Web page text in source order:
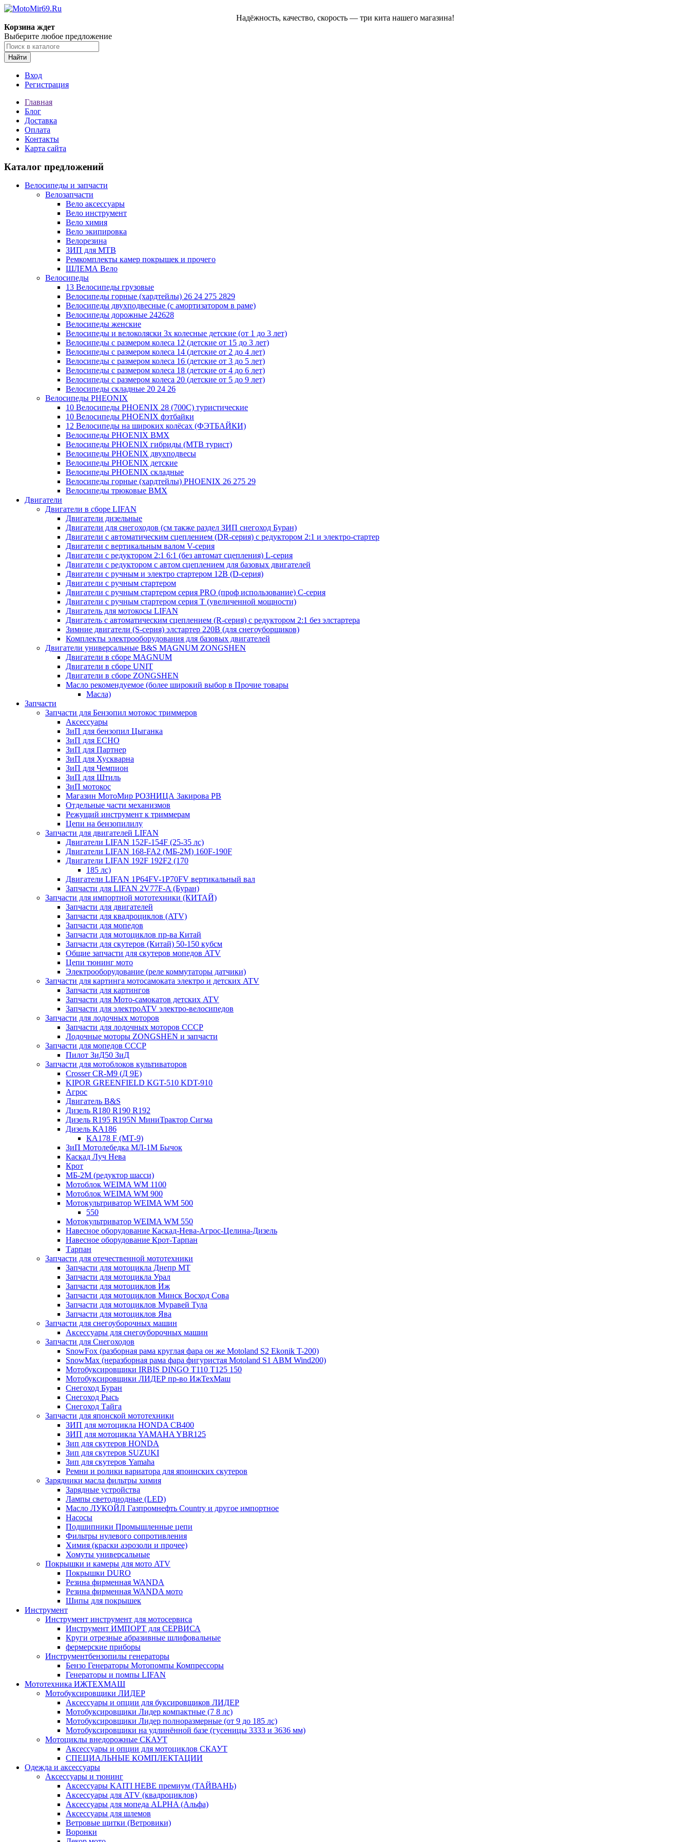
Надёжность, качество, скорость — три кита нашего магазина!
Корзина ждет
Выберите любое предложение
Найти
Вход
Регистрация
Главная
Блог
Доставка
Оплата
Контакты
Карта сайта
Каталог предложений
Велосипеды и запчасти
Велозапчасти
Вело аксессуары
Вело инструмент
Вело химия
Вело экипировка
Велорезина
ЗИП для MTB
Ремкомплекты камер покрышек и прочего
ШЛЕМА Вело
Велосипеды
13 Велосипеды грузовые
Велосипеды горные (хардтейлы) 26 24 275 2829
Велосипеды двухподвесные (с амортизатором в раме)
Велосипеды дорожные 242628
Велосипеды женские
Велосипеды и велоколяски 3х колесные детские (от 1 до 3 лет)
Велосипеды с размером колеса 12 (детские от 15 до 3 лет)
Велосипеды с размером колеса 14 (детские от 2 до 4 лет)
Велосипеды с размером колеса 16 (детские от 3 до 5 лет)
Велосипеды с размером колеса 18 (детские от 4 до 6 лет)
Велосипеды с размером колеса 20 (детские от 5 до 9 лет)
Велосипеды складные 20 24 26
Велосипеды PHEONIX
10 Велосипеды PHOENIX 28 (700С) туристические
10 Велосипеды PHOENIX фэтбайки
12 Велосипеды на широких колёсах (ФЭТБАЙКИ)
Велосипеды PHOENIX BMX
Велосипеды PHOENIX гибриды (MTB турист)
Велосипеды PHOENIX двухподвесы
Велосипеды PHOENIX детские
Велосипеды PHOENIX складные
Велосипеды горные (хардтейлы) PHOENIX 26 275 29
Велосипеды трюковые BMX
Двигатели
Двигатели в сборе LIFAN
Двигатели дизельные
Двигатели для снегоходов (см также раздел ЗИП снегоход Буран)
Двигатели с автоматическим сцеплением (DR-серия) с редуктором 2:1 и электро-стартер
Двигатели с вертикальным валом V-серия
Двигатели с редуктором 2:1 6:1 (без автомат сцепления) L-серия
Двигатели с редуктором с автом сцеплением для базовых двигателей
Двигатели с ручным и электро стартером 12В (D-серия)
Двигатели с ручным стартером
Двигатели с ручным стартером серия PRO (проф использование) C-серия
Двигатели с ручным стартером серия Т (увеличенной мощности)
Двигатель для мотокосы LIFAN
Двигатель с автоматическим сцеплением (R-серия) с редуктором 2:1 без элстартера
Зимние двигатели (S-серия) элстартер 220В (для снегоуборщиков)
Комплекты электрооборудования для базовых двигателей
Двигатели универсальные B&S MAGNUM ZONGSHEN
Двигатели в сборе MAGNUM
Двигатели в сборе UNIT
Двигатели в сборе ZONGSHEN
Масло рекомендуемое (более широкий выбор в Прочие товары
Масла)
Запчасти
Запчасти для Бензопил мотокос триммеров
Аксессуары
ЗиП для бензопил Цыганка
ЗиП для ЕСНО
ЗиП для Партнер
ЗиП для Хускварна
ЗиП для Чемпион
ЗиП для Штиль
ЗиП мотокос
Магазин МотоМир РОЗНИЦА Закирова РВ
Отдельные части механизмов
Режущий инструмент к триммерам
Цепи на бензопилилу
Запчасти для двигателей LIFAN
Двигатели LIFAN 152F-154F (25-35 лс)
Двигатели LIFAN 168-FA2 (МБ-2М) 160F-190F
Двигатели LIFAN 192F 192F2 (170
185 лс)
Двигатели LIFAN 1Р64FV-1Р70FV вертикальный вал
Запчасти для LIFAN 2V77F-A (Буран)
Запчасти для импортной мототехники (КИТАЙ)
Запчасти для двигателей
Запчасти для квадроциклов (ATV)
Запчасти для мопедов
Запчасти для мотоциклов пр-ва Китай
Запчасти для скутеров (Китай) 50-150 кубсм
Общие запчасти для скутеров мопедов ATV
Цепи тюнинг мото
Электрооборудование (реле коммутаторы датчики)
Запчасти для картинга мотосамоката электро и детских ATV
Запчасти для картингов
Запчасти для Мото-самокатов детских ATV
Запчасти для электроATV электро-велосипедов
Запчасти для лодочных моторов
Запчасти для лодочных моторов СССР
Лодочные моторы ZONGSHEN и запчасти
Запчасти для мопедов СССР
Пилот ЗиД50 ЗиД
Запчасти для мотоблоков культиваторов
Crosser CR-M9 (Д 9Е)
KIPOR GREENFIELD KGT-510 KDT-910
Агрос
Двигатель B&S
Дизель R180 R190 R192
Дизель R195 R195N МиниТрактор Сигма
Дизель КА186
КА178 F (МТ-9)
ЗиП Мотолебедка МЛ-1М Бычок
Каскад Луч Нева
Крот
МБ-2М (редуктор шасси)
Мотоблок WEIMA WM 1100
Мотоблок WEIMA WM 900
Мотокультриватор WEIMA WM 500
550
Мотокультриватор WEIMA WM 550
Навесное оборудование Каскад-Нева-Агрос-Целина-Дизель
Навесное оборудование Крот-Тарпан
Тарпан
Запчасти для отечественной мототехники
Запчасти для мотоцикла Днепр МТ
Запчасти для мотоцикла Урал
Запчасти для мотоциклов Иж
Запчасти для мотоциклов Минск Восход Сова
Запчасти для мотоциклов Муравей Тула
Запчасти для мотоциклов Ява
Запчасти для снегоуборочных машин
Аксессуары для снегоуборочных машин
Запчасти для Снегоходов
SnowFox (разборная рама круглая фара он же Motoland S2 Ekonik T-200)
SnowMax (неразборная рама фара фигуристая Motoland S1 ABM Wind200)
Мотобуксировщики IRBIS DINGO Т110 Т125 150
Мотобуксировщики ЛИДЕР пр-во ИжТехМаш
Снегоход Буран
Снегоход Рысь
Снегоход Тайга
Запчасти для японской мототехники
ЗИП для мотоцикла HONDA CB400
ЗИП для мотоцикла YAMAHA YBR125
Зип для скутеров HONDA
Зип для скутеров SUZUKI
Зип для скутеров Yamaha
Ремни и ролики вариатора для япоинских скутеров
Зарядники масла фильтры химия
Зарядные устройства
Лампы светодиодные (LED)
Масло ЛУКОЙЛ Газпромнефть Country и другое импортное
Насосы
Подшипники Промышленные цепи
Фильтры нулевого сопротивления
Химия (краски аэрозоли и прочее)
Хомуты универсальные
Покрышки и камеры для мото ATV
Покрышки DURO
Резина фирменная WANDA
Резина фирменная WANDA мото
Шипы для покрышек
Инструмент
Инструмент инструмент для мотосервиса
Инструмент ИМПОРТ для СЕРВИСА
Круги отрезные абразивные шлифовальные
фермерские приборы
Инструментбензопилы генераторы
Бензо Генераторы Мотопомпы Компрессоры
Генераторы и помпы LIFAN
Мототехника ИЖТЕХМАШ
Мотобуксировщики ЛИДЕР
Аксессуары и опции для буксировщиков ЛИДЕР
Мотобуксировщики Лидер компактные (7 8 лс)
Мотобуксировщики Лидер полноразмерные (от 9 до 185 лс)
Мотобуксировщики на удлинённой базе (гусеницы 3333 и 3636 мм)
Мотоциклы внедорожные СКАУТ
Аксессуары и опции для мотоциклов СКАУТ
СПЕЦИАЛЬНЫЕ КОМПЛЕКТАЦИИ
Одежда и аксессуары
Аксессуары и тюнинг
Аксессуары KAITI HEBE премиум (ТАЙВАНЬ)
Аксессуары для ATV (квадроциклов)
Аксессуары для мопеда ALPHA (Альфа)
Аксессуары для шлемов
Ветровые щитки (Ветровики)
Воронки